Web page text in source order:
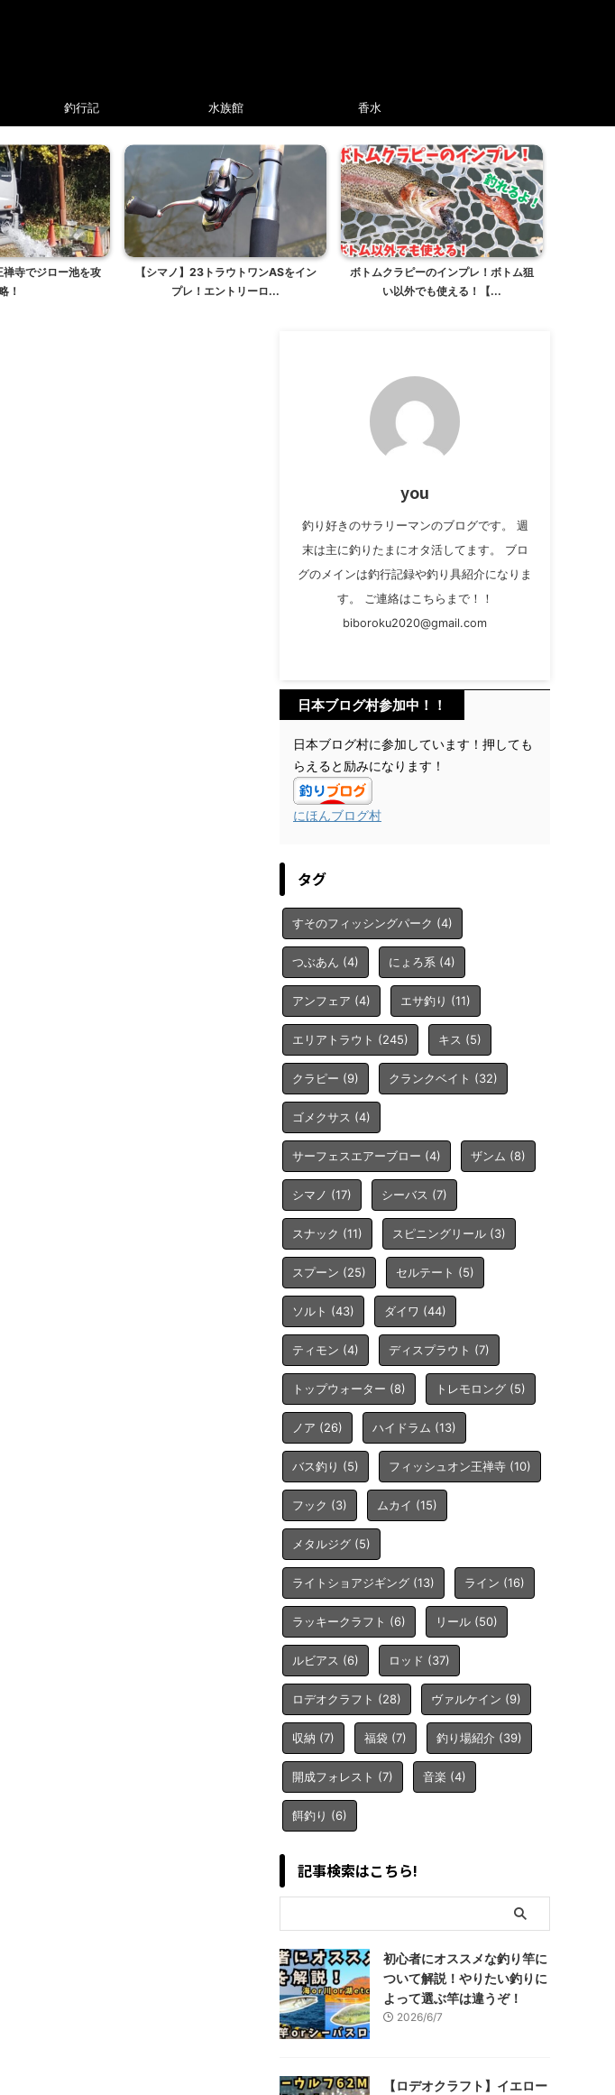
釣行記 水族館 香水
禅寺でジロー池を攻
！
【シマノ】23トラウトワンASをイン
プレ！エントリーロ...
ボトムクラピーのインプレ！ボトム狙
い以外でも使える！【...
you
釣り好きのサラリーマンのブログです。 週
末は主に釣りたまにオタ活してます。 ブロ
グのメインは釣行記録や釣り具紹介になりま
す。 ご連絡はこちらまで！！
biboroku2020@gmail.com
日本ブログ村参加中！！
日本ブログ村に参加しています！押しても
らえると励みになります！
にほんブログ村
タグ
すそのフィッシングパーク (4)
つぶあん (4) にょろ系 (4)
アンフェア (4) エサ釣り (11)
エリアトラウト (245) キス (5)
クラピー (9) クランクベイト (32)
ゴメクサス (4)
サーフェスエアーブロー (4) ザンム (8)
シマノ (17) シーバス (7)
スナック (11) スピニングリール (3)
スプーン (25) セルテート (5)
ソルト (43) ダイワ (44)
ティモン (4) ディスプラウト (7)
トップウォーター (8) トレモロング (5)
ノア (26) ハイドラム (13)
バス釣り (5) フィッシュオン王禅寺 (10)
フック (3) ムカイ (15)
メタルジグ (5)
ライトショアジギング (13) ライン (16)
ラッキークラフト (6) リール (50)
ルビアス (6) ロッド (37)
ロデオクラフト (28) ヴァルケイン (9)
収納 (7) 福袋 (7) 釣り場紹介 (39)
開成フォレスト (7) 音楽 (4)
餌釣り (6)
記事検索はこちら!
初心者にオススメな釣り竿に
ついて解説！やりたい釣りに
よって選ぶ竿は違うぞ！
2026/6/7
【ロデオクラフト】イエロー